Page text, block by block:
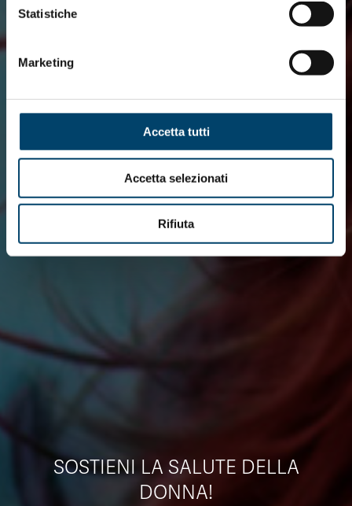
Statistiche
Marketing
Accetta tutti
Accetta selezionati
Rifiuta
SOSTIENI LA SALUTE DELLA
DONNA!